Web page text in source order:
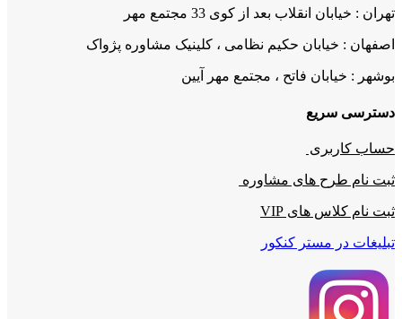
تهران : خیابان انقلاب بعد از کوی 33 مجتمع مهر
اصفهان : خیابان حکیم نظامی ، کلینیک مشاوره پژواک
بوشهر : خیابان فاتح ، مجتمع مهر آیین
دسترسی سریع
حساب کاربری
ثبت نام طرح های مشاوره
ثبت نام کلاس های VIP
تبلیغات در مستر کنکور